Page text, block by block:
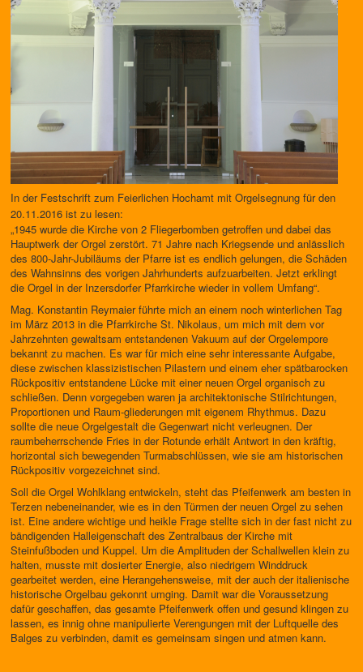
In der Festschrift zum Feierlichen Hochamt mit Orgelsegnung für den
20.11.2016 ist zu lesen:
„1945 wurde die Kirche von 2 Fliegerbomben getroffen und dabei das
Hauptwerk der Orgel zerstört. 71 Jahre nach Kriegsende und anlässlich
des 800-Jahr-Jubiläums der Pfarre ist es endlich gelungen, die Schäden
des Wahnsinns des vorigen Jahrhunderts aufzuarbeiten. Jetzt erklingt
die Orgel in der Inzersdorfer Pfarrkirche wieder in vollem Umfang“.
Mag. Konstantin Reymaier führte mich an einem noch winterlichen Tag
im März 2013 in die Pfarrkirche St. Nikolaus, um mich mit dem vor
Jahrzehnten gewaltsam entstandenen Vakuum auf der Orgelempore
bekannt zu machen. Es war für mich eine sehr interessante Aufgabe,
diese zwischen klassizistischen Pilastern und einem eher spätbarocken
Rückpositiv entstandene Lücke mit einer neuen Orgel organisch zu
schließen. Denn vorgegeben waren ja architektonische Stilrichtungen,
Proportionen und Raum-gliederungen mit eigenem Rhythmus. Dazu
sollte die neue Orgelgestalt die Gegenwart nicht verleugnen. Der
raumbeherrschende Fries in der Rotunde erhält Antwort in den kräftig,
horizontal sich bewegenden Turmabschlüssen, wie sie am historischen
Rückpositiv vorgezeichnet sind.
Soll die Orgel Wohlklang entwickeln, steht das Pfeifenwerk am besten in
Terzen nebeneinander, wie es in den Türmen der neuen Orgel zu sehen
ist. Eine andere wichtige und heikle Frage stellte sich in der fast nicht zu
bändigenden Halleigenschaft des Zentralbaus der Kirche mit
Steinfußboden und Kuppel. Um die Amplituden der Schallwellen klein zu
halten, musste mit dosierter Energie, also niedrigem Winddruck
gearbeitet werden, eine Herangehensweise, mit der auch der italienische
historische Orgelbau gekonnt umging. Damit war die Voraussetzung
dafür geschaffen, das gesamte Pfeifenwerk offen und gesund klingen zu
lassen, es innig ohne manipulierte Verengungen mit der Luftquelle des
Balges zu verbinden, damit es gemeinsam singen und atmen kann.